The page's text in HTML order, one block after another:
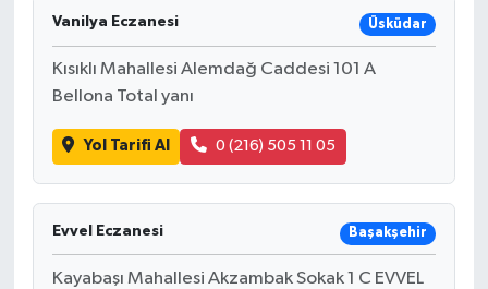
Vanilya Eczanesi Üsküdar
Kısıklı Mahallesi Alemdağ Caddesi 101 A
Bellona Total yanı
Yol Tarifi Al 0 (216) 505 11 05
Evvel Eczanesi Başakşehir
Kayabaşı Mahallesi Akzambak Sokak 1 C EVVEL